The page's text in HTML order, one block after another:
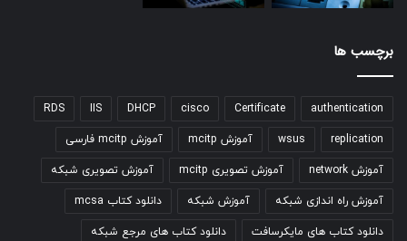
برچسب ها
authentication
Certificate
cisco
DHCP
IIS
RDS
replication
wsus آموزش mcitp آموزش mcitp فارسی
آموزش network آموزش تصویری mcitp آموزش تصویری شبکه
آموزش راه اندازی شبکه آموزش شبکه دانلود کتاب mcsa
دانلود کتاب های مایکرسافت دانلود کتاب های مرجع شبکه